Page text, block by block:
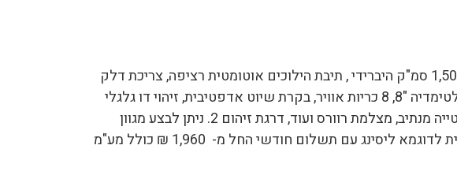
מחיר מחירון יבואן 127,990 ₪ , מנוע 1,500 סמ"ק היברידי , תיבת הילוכים אוטומטית רציפה, צריכת דלק
ממוצעת 25 ק"מ לליטר, בעלת מסך מולטימדיה "8, 8 כריות אוויר, בקרת שיוט אדפטיבית, זיהוי דו גלגלי
והולכי רגל, בלימת חירום, תיקון בעת סטייה מנתיב, מצלמת רוורס ועוד, דרגת זיהום 2. ניתן לבצע מגוון
עסקאות ליסינג לטויוטה יאריס היברידית לדוגמא ליסינג עם תשלום חודשי החל מ- 1,960 ₪ כולל מע"מ